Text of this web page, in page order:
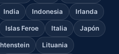
India Indonesia Irlanda
Islas Feroe Italia Japón
Lituania